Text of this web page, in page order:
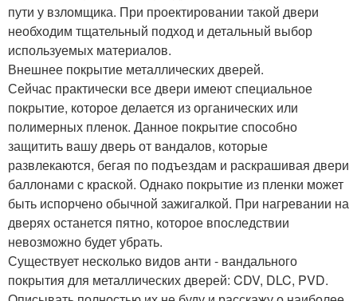
пути у взломщика. При проектировании такой двери
необходим тщательный подход и детальный выбор
используемых материалов.
Внешнее покрытие металлических дверей.
Сейчас практически все двери имеют специальное
покрытие, которое делается из органических или
полимерных пленок. Данное покрытие способно
защитить вашу дверь от вандалов, которые
развлекаются, бегая по подъездам и раскрашивая двери
баллонами с краской. Однако покрытие из пленки может
быть испорчено обычной зажигалкой. При нагревании на
дверях останется пятно, которое впоследствии
невозможно будет убрать.
Существует несколько видов анти - вандального
покрытия для металлических дверей: CDV, DLC, PVD.